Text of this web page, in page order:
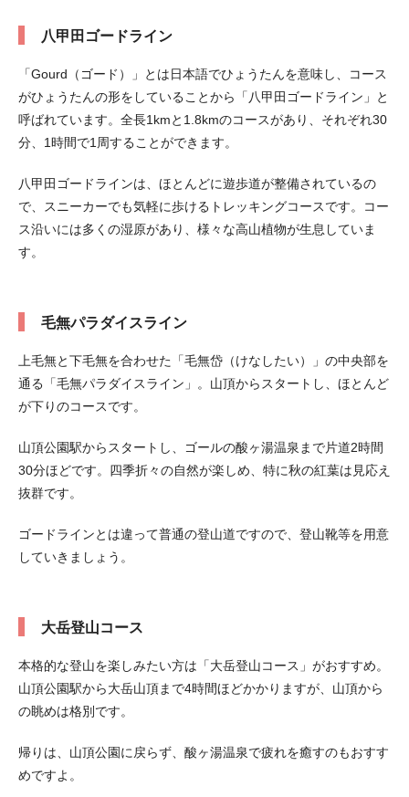
八甲田ゴードライン
「Gourd（ゴード）」とは日本語でひょうたんを意味し、コース
がひょうたんの形をしていることから「八甲田ゴードライン」と
呼ばれています。全長1kmと1.8kmのコースがあり、それぞれ30
分、1時間で1周することができます。
八甲田ゴードラインは、ほとんどに遊歩道が整備されているの
で、スニーカーでも気軽に歩けるトレッキングコースです。コー
ス沿いには多くの湿原があり、様々な高山植物が生息していま
す。
毛無パラダイスライン
上毛無と下毛無を合わせた「毛無岱（けなしたい）」の中央部を
通る「毛無パラダイスライン」。山頂からスタートし、ほとんど
が下りのコースです。
山頂公園駅からスタートし、ゴールの酸ヶ湯温泉まで片道2時間
30分ほどです。四季折々の自然が楽しめ、特に秋の紅葉は見応え
抜群です。
ゴードラインとは違って普通の登山道ですので、登山靴等を用意
していきましょう。
大岳登山コース
本格的な登山を楽しみたい方は「大岳登山コース」がおすすめ。
山頂公園駅から大岳山頂まで4時間ほどかかりますが、山頂から
の眺めは格別です。
帰りは、山頂公園に戻らず、酸ヶ湯温泉で疲れを癒すのもおすす
めですよ。